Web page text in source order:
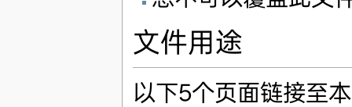
文件用途
以下5个页面链接至